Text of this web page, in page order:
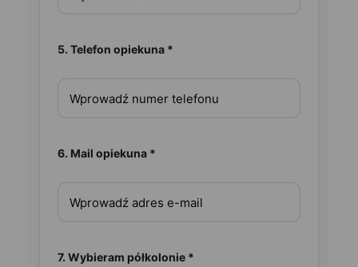
5. Telefon opiekuna *
6. Mail opiekuna *
7. Wybieram półkolonie *